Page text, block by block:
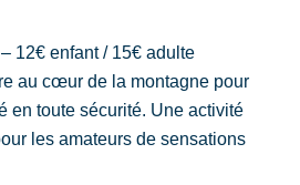
12€ enfant / 15€ adulte
au cœur de la montagne pour
en toute sécurité. Une activité
les amateurs de sensations